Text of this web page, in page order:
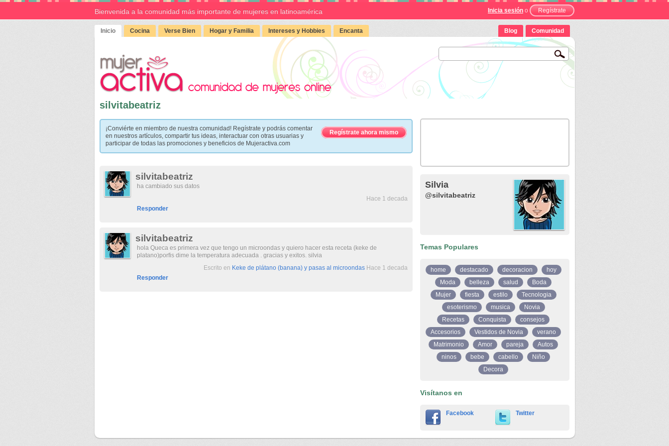
Bienvenida a la comunidad más importante de mujeres en latinoamérica Inicia sesión o Regístrate
Inicio Cocina Verse Bien Hogar y Familia Intereses y Hobbies Encanta Blog Comunidad
silvitabeatriz
¡Conviérte en miembro de nuestra comunidad! Regístrate y podrás comentar
en nuestros artículos, compartir tus ideas, interactuar con otras usuarias y
participar de todas las promociones y beneficios de Mujeractiva.com
Regístrate ahora mismo
silvitabeatriz
ha cambiado sus datos
Hace 1 decada
Responder
silvitabeatriz
hola Queca es primera vez que tengo un microondas y quiero hacer esta receta (keke de
platano)porfis dime la temperatura adecuada . gracias y exitos. silvia
Escrito en Keke de plátano (banana) y pasas al microondasHace 1 decada
Responder
Silvia
@silvitabeatriz
Temas Populares
home destacado decoracion
hoy
Moda
belleza salud
Boda
Mujer
fiesta estilo
Tecnologia
esoterismo
musica
Novia
Recetas
Conquista
consejos
Accesorios
Vestidos de Novia
verano
Matrimonio
Amor pareja
Autos
ninos
bebe cabello
Niño
Decora
Visítanos en
Facebook Twitter